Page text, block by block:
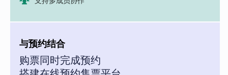
与预约结合
购票同时完成预约